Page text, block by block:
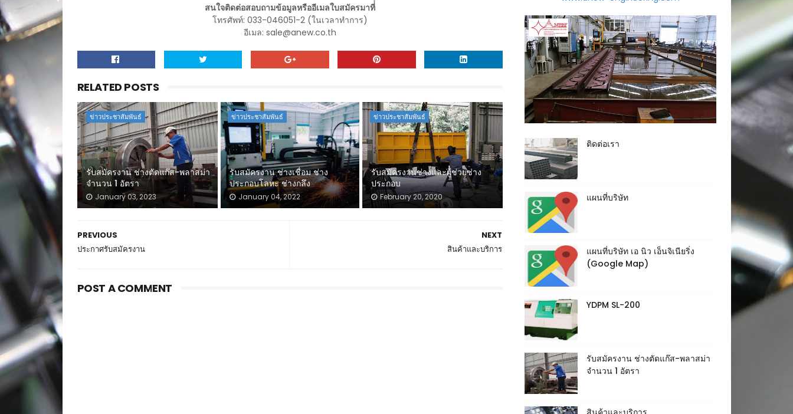
สนใจติดต่อสอบถามข้อมูลหรืออีเมลใบสมัครมาที่่
โทรศัพท์: 033-046051-2 (ในเวลาทำการ)
อีเมล: sale@anew.co.th
RELATED POSTS
ข่าวประชาสัมพันธ์
รับสมัครงาน ช่างตัดแก๊ส-พลาสม่า
จำนวน 1 อัตรา
January 03, 2023
ข่าวประชาสัมพันธ์
รับสมัครงาน ช่างเชื่อม ช่าง
ประกอบโลหะ ช่างกลึง
January 04, 2022
ข่าวประชาสัมพันธ์
รับสมัครงานช่างและผู้ช่วยช่าง
ประกอบ
February 20, 2020
NEXT
สินค้าและบริการ
PREVIOUS
ประกาศรับสมัครงาน
POST A COMMENT
ติดต่อเรา
แผนที่บริษัท
แผนที่บริษัท เอ นิว เอ็นจิเนียริ่ง
(Google Map)
YDPM SL-200
รับสมัครงาน ช่างตัดแก๊ส-พลาสม่า
จำนวน 1 อัตรา